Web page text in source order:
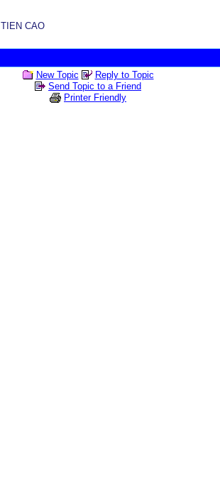
TIEN CAO
New Topic
Reply to Topic
Send Topic to a Friend
Printer Friendly